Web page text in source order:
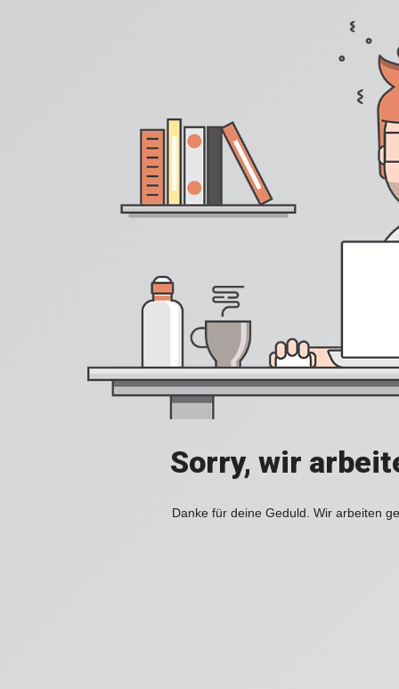
Sorry, wir
Danke für deine Geduld. Wir arbeiten